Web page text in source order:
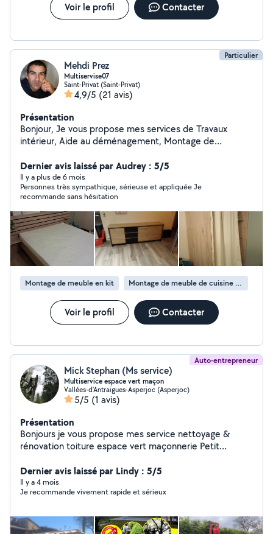
Voir le profil Contacter
Particulier
Mehdi Prez
Multiservise07
Saint-Privat (Saint-Privat)
4,9/5 (21 avis)
Présentation
Bonjour, Je vous propose mes services de Travaux
intérieur, Aide au déménagement, Montage de
luminère, Dépose et pose de vmc, plomberie, petite
électricité... électroménagers, ect... ect... Travaux
extérieurs... Tonte débroussaillage, taille, et toute
entretien extérieur... Ayant travaillé dans plusieurs
domaine du bâtiment et d'espace vert j'ai acquis de
nombreuses connaissances et savoir faire. J'accepte le
CESU,( Chèque emploi service) N'hésitez pas à me
contacter À bientôt Mehdi
Dernier avis laissé par Audrey : 5/5
Il y a plus de 6 mois
Personnes très sympathique, sérieuse et appliquée Je
recommande sans hésitation
Montage de meuble en kit Montage de meuble de cuisine en kit
Voir le profil Contacter
Auto-entrepreneur
Mick Stephan (Ms service)
Multiservice espace vert maçon
Vallées-d'Antraigues-Asperjoc (Asperjoc)
5/5 (1 avis)
Présentation
Bonjours je vous propose mes service nettoyage &
rénovation toiture espace vert maçonnerie Petit
Dernier avis laissé par Lindy : 5/5
Il y a 4 mois
Je recommande vivement rapide et sérieux